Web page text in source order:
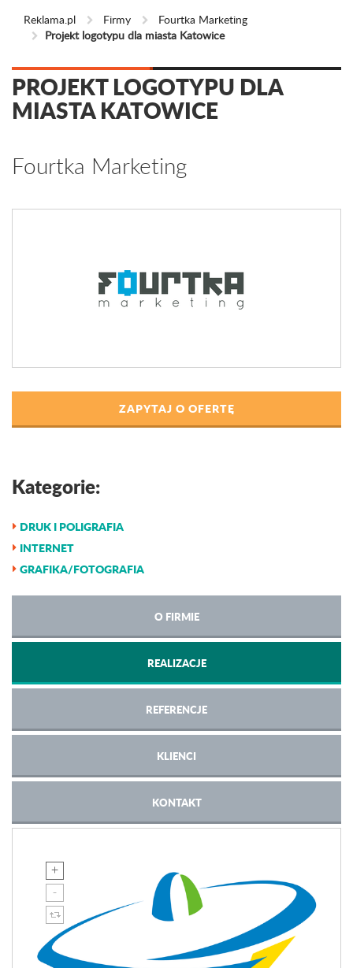
Reklama.pl Firmy
Fourtka Marketing
Projekt logotypu dla miasta Katowice
PROJEKT LOGOTYPU DLA
MIASTA KATOWICE
Fourtka Marketing
ZAPYTAJ O OFERTĘ
Kategorie:
DRUK I POLIGRAFIA
INTERNET
GRAFIKA/FOTOGRAFIA
O FIRMIE
REALIZACJE
REFERENCJE
KLIENCI
KONTAKT